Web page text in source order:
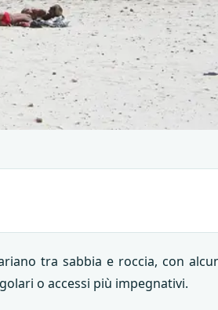
tra sabbia e roccia, con
o accessi più impegnativi.